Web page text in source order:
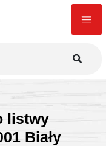
listwy
Biały